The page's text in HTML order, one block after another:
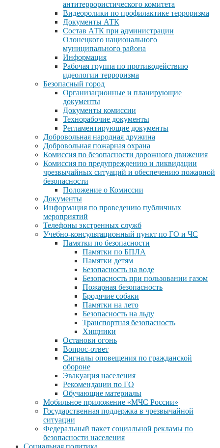
антитеррористического комитета
Видеоролики по профилактике терроризма
Документы АТК
Состав АТК при администрации
Олонецкого национального
муниципального района
Информация
Рабочая группа по противодействию
идеологии терроризма
Безопасный город
Организационные и планирующие
документы
Документы комиссии
Технорабочие документы
Регламентирующие документы
Добровольная народная дружина
Добровольная пожарная охрана
Комиссия по безопасности дорожного движения
Комиссия по предупреждению и ликвидации
чрезвычайных ситуаций и обеспечению пожарной
безопасности
Положение о Комиссии
Документы
Информация по проведению публичных
мероприятий
Телефоны экстренных служб
Учебно-консультационный пункт по ГО и ЧС
Памятки по безопасности
Памятки по БПЛА
Памятки детям
Безопасность на воде
Безопасность при пользовании газом
Пожарная безопасность
Бродячие собаки
Памятки на лето
Безопасность на льду
Транспортная безопасность
Хищники
Останови огонь
Вопрос-ответ
Сигналы оповещения по гражданской
обороне
Эвакуация населения
Рекомендации по ГО
Обучающие материалы
Мобильное приложение «МЧС России»
Государственная поддержка в чрезвычайной
ситуации
Федеральный пакет социальной рекламы по
безопасности населения
Социальная политика